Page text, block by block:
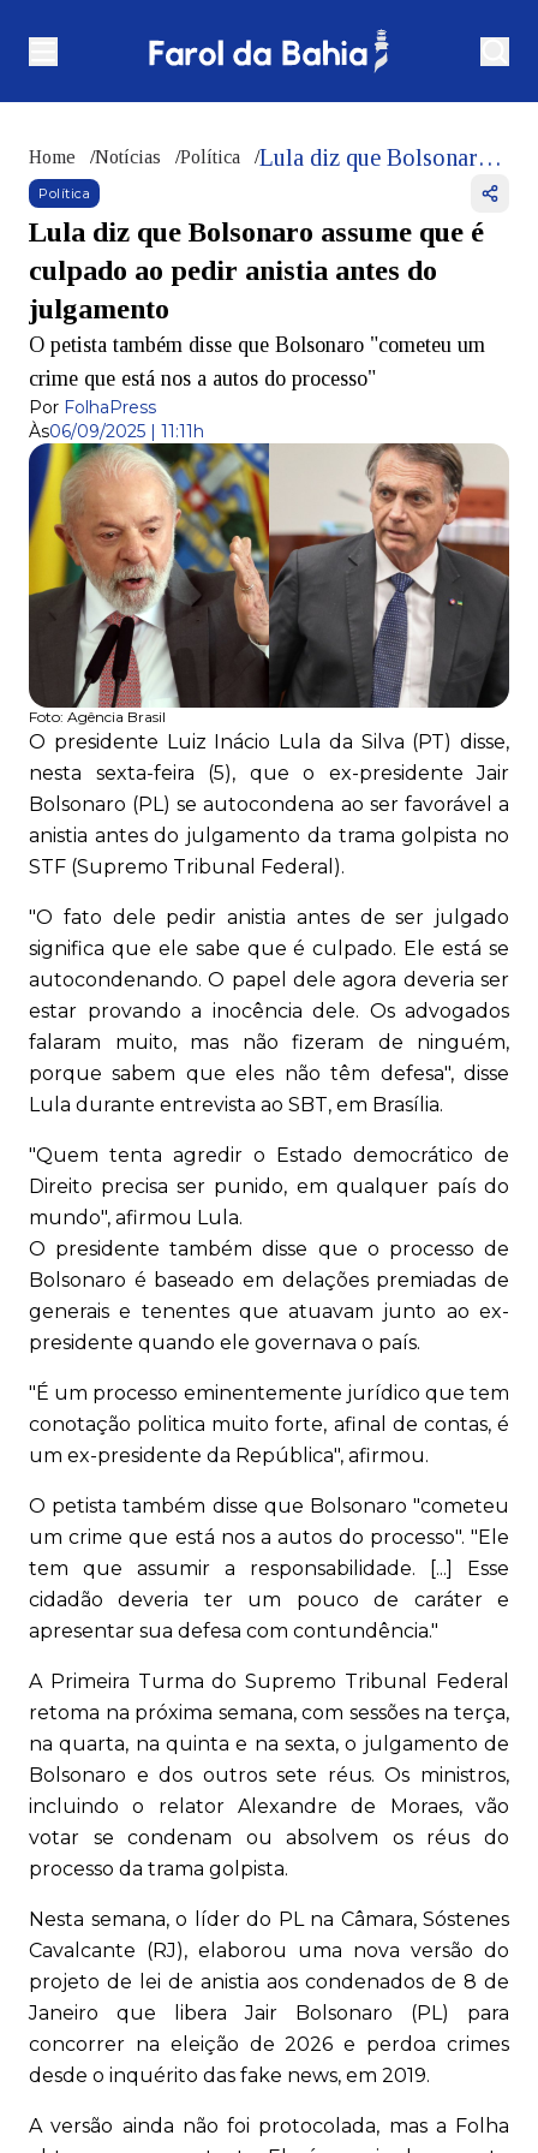
Home /Notícias /Política / Lula diz que Bolsonaro assume que é culpado ao pedir anistia antes do julgamento
Política
Lula diz que Bolsonaro assume que é
culpado ao pedir anistia antes do
julgamento
O petista também disse que Bolsonaro "cometeu um
crime que está nos a autos do processo"
Por FolhaPress
Às06/09/2025 | 11:11h
Foto: Agência Brasil
O presidente Luiz Inácio Lula da Silva (PT) disse,
nesta sexta-feira (5), que o ex-presidente Jair
Bolsonaro (PL) se autocondena ao ser favorável a
anistia antes do julgamento da trama golpista no
STF (Supremo Tribunal Federal).
"O fato dele pedir anistia antes de ser julgado
significa que ele sabe que é culpado. Ele está se
autocondenando. O papel dele agora deveria ser
estar provando a inocência dele. Os advogados
falaram muito, mas não fizeram de ninguém,
porque sabem que eles não têm defesa", disse
Lula durante entrevista ao SBT, em Brasília.
"Quem tenta agredir o Estado democrático de
Direito precisa ser punido, em qualquer país do
mundo", afirmou Lula.
O presidente também disse que o processo de
Bolsonaro é baseado em delações premiadas de
generais e tenentes que atuavam junto ao ex-
presidente quando ele governava o país.
"É um processo eminentemente jurídico que tem
conotação politica muito forte, afinal de contas, é
um ex-presidente da República", afirmou.
O petista também disse que Bolsonaro "cometeu
um crime que está nos a autos do processo". "Ele
tem que assumir a responsabilidade. [...] Esse
cidadão deveria ter um pouco de caráter e
apresentar sua defesa com contundência."
A Primeira Turma do Supremo Tribunal Federal
retoma na próxima semana, com sessões na terça,
na quarta, na quinta e na sexta, o julgamento de
Bolsonaro e dos outros sete réus. Os ministros,
incluindo o relator Alexandre de Moraes, vão
votar se condenam ou absolvem os réus do
processo da trama golpista.
Nesta semana, o líder do PL na Câmara, Sóstenes
Cavalcante (RJ), elaborou uma nova versão do
projeto de lei de anistia aos condenados de 8 de
Janeiro que libera Jair Bolsonaro (PL) para
concorrer na eleição de 2026 e perdoa crimes
desde o inquérito das fake news, em 2019.
A versão ainda não foi protocolada, mas a Folha